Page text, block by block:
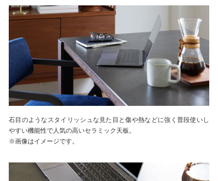
石目のようなスタイリッシュな見た目と傷や熱などに強く普段使いし
やすい機能性で人気の高いセラミック天板。
※画像はイメージです。